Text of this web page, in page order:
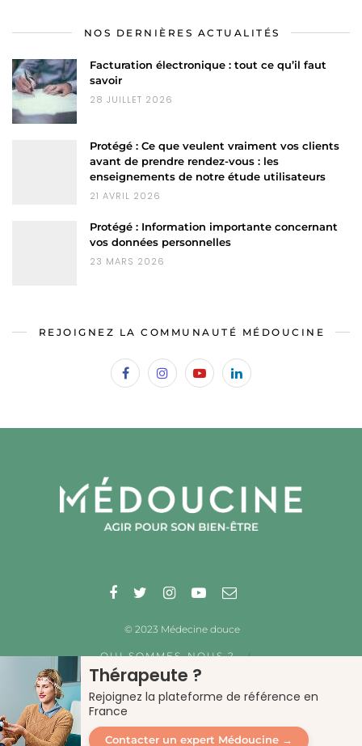
Thérapeute ?
Rejoignez la plateforme de référence en
France
Contacter un expert Médoucine →
NOS DERNIÈRES ACTUALITÉS
Facturation électronique : tout ce qu’il faut
savoir
28 JUILLET 2026
Protégé : Ce que veulent vraiment vos clients
avant de prendre rendez-vous : les
enseignements de notre étude utilisateurs
21 AVRIL 2026
Protégé : Information importante concernant
vos données personnelles
23 MARS 2026
REJOIGNEZ LA COMMUNAUTÉ MÉDOUCINE
© 2023 Médecine douce
QUI SOMMES-NOUS ?
ILS PARLENT DE NOUS
NOS PARTENAIRES
DÉCOUVRIR MÉDOUCINE
DÉCOUVRIR NOS PRATIQUES